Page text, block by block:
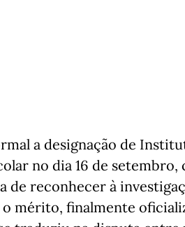
a designação de
no dia 16 de
de reconhecer à
o mérito, finalmente